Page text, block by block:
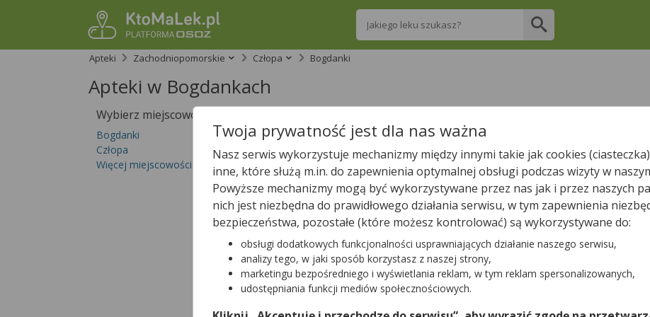
Wpisz nazwę leku
Apteki
Zachodniopomorskie Człopa Bogdanki
Apteki w Bogdankach
Wybierz miejscowość
Bogdanki
Człopa
Więcej miejscowości...
Sprawdź, które apteki w Bogdankach posiadają Twój lek
Wpisz nazwę leku
W pobliżu Bogdanek są2apteki.
Tylko otwarte apteki
Twoja prywatność jest dla nas ważna
Nasz serwis wykorzystuje mechanizmy między innymi takie jak cookies
inne, które służą m.in. do zapewnienia optymalnej obsługi podczas wizyty w
Powyższe mechanizmy mogą być wykorzystywane przez nas jak i przez naszych
nich jest niezbędna do prawidłowego działania serwisu, w tym zapewnienia
bezpieczeństwa, pozostałe (które możesz kontrolować) są wykorzystywane do:
obsługi dodatkowych funkcjonalności usprawniających działanie naszego serwisu,
analizy tego, w jaki sposób korzystasz z naszej strony,
marketingu bezpośredniego i wyświetlania reklam, w tym reklam spersonalizowanych,
udostępniania funkcji mediów społecznościowych.